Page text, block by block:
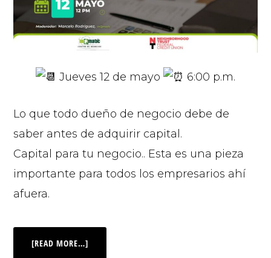
Jueves 12 de mayo 6:00 p.m.
Lo que todo dueño de negocio debe de
saber antes de adquirir capital.
Capital para tu negocio.. Esta es una pieza
importante para todos los empresarios ahí
afuera.
[READ MORE…]